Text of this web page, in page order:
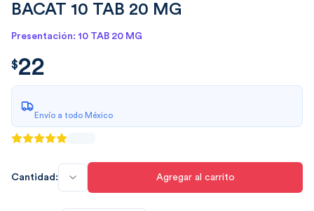
BACAT 10 TAB 20 MG
Presentación: 10 TAB 20 MG
$22.00
$22
Envío a todo México
Cantidad: Agregar al carrito